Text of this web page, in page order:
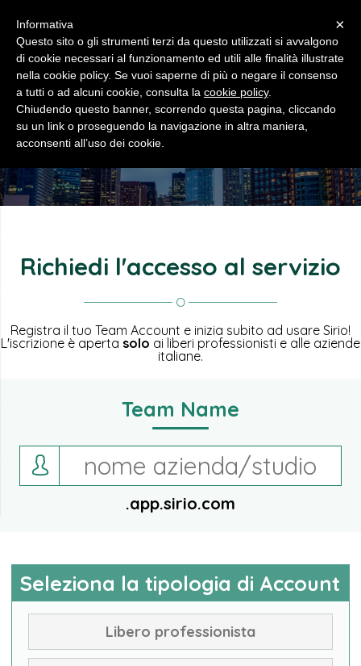
RICHIEDI L'ACCESSO
Richiedi l'accesso al servizio
Registra il tuo Team Account e inizia subito ad usare Sirio!
L'iscrizione è aperta solo ai liberi professionisti e alle aziende
italiane.
Team Name
.app.sirio.com
Seleziona la tipologia di Account
Libero professionista
×
Informativa
Questo sito o gli strumenti terzi da questo utilizzati si avvalgono
di cookie necessari al funzionamento ed utili alle finalità illustrate
nella cookie policy. Se vuoi saperne di più o negare il consenso
a tutti o ad alcuni cookie, consulta la cookie policy.
Chiudendo questo banner, scorrendo questa pagina, cliccando
su un link o proseguendo la navigazione in altra maniera,
acconsenti all’uso dei cookie.